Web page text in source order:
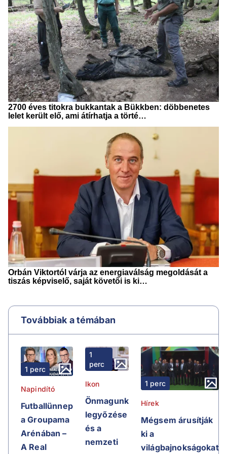
Továbbiak a témában
1 perc
Napindító
Futballünnep
a Groupama
Arénában –
A Real
1
perc
Ikon
Önmagunk
legyőzése
és a
nemzeti
1 perc
Hírek
Mégsem árusítják
ki a
világbajnokságokat